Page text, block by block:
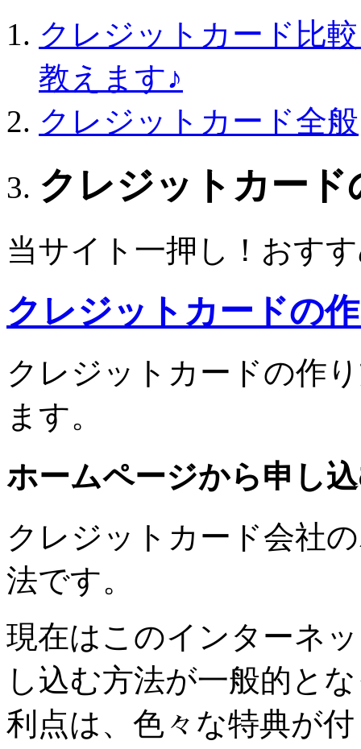
クレジットカード比
教えます♪
クレジットカード全般
クレジットカード
当サイト一押し！おす
クレジットカードの
クレジットカードの作
ます。
ホームページから申し
クレジットカード会社
法です。
現在はこのインターネ
し込む方法が一般的 と
利点は、色々な特典が